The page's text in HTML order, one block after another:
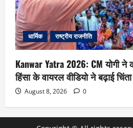
धार्मिक राष्ट्रीय राजनीति
Kanwar Yatra 2026: CM योगी ने
हिंसा के वायरल वीडियो ने बढ़ाई चिंता
August 8, 2026 0